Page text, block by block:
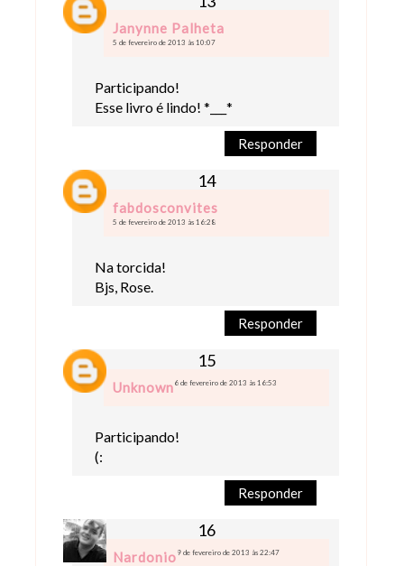
Janynne Palheta
5 de fevereiro de 2013 às 10:07
Participando!
Esse livro é lindo! *___*
Responder
fabdosconvites
5 de fevereiro de 2013 às 16:28
Na torcida!
Bjs, Rose.
Responder
Unknown 6 de fevereiro de 2013 às 16:53
Participando!
(:
Responder
Nardonio 9 de fevereiro de 2013 às 22:47